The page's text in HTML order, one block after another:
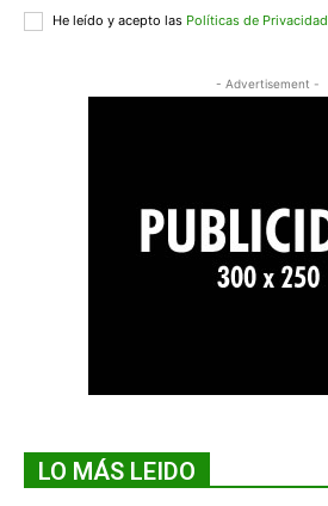
He leído y acepto las Políticas de Privacidad
- Advertisement -
LO MÁS LEIDO